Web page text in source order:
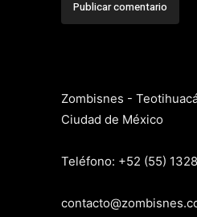
Zombisnes -
Ciudad de México
Teléfono: +52 (55)